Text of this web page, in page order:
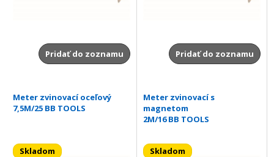
Pridať do zoznamu Pridať do zoznamu
Meter zvinovací oceľový
7,5M/25 BB TOOLS
Skladom
Meter zvinovací s
magnetom
2M/16 BB TOOLS
Skladom